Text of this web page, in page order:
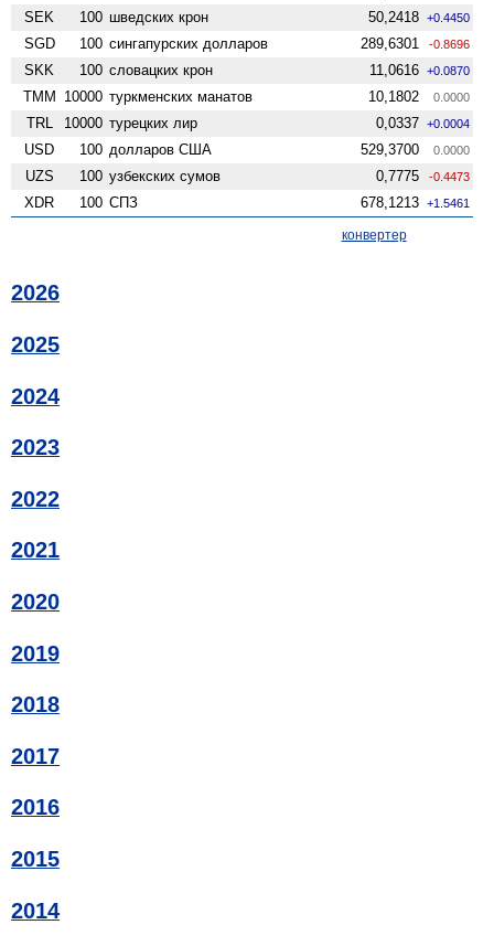
SEK 100 шведских крон 50,2418 +0.4450
SGD 100 сингапурских долларов 289,6301 -0.8696
SKK 100 словацких крон 11,0616 +0.0870
TMM 10000 туркменских манатов 10,1802 0.0000
TRL 10000 турецких лир 0,0337 +0.0004
USD 100 долларов США 529,3700 0.0000
UZS 100 узбекских сумов 0,7775 -0.4473
XDR 100 СПЗ 678,1213 +1.5461
конвертер
2026
2025
2024
2023
2022
2021
2020
2019
2018
2017
2016
2015
2014